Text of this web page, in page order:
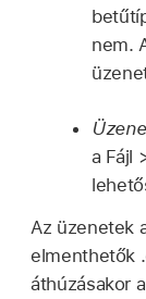
nem.
a Fájl
Az üzenetek
elmenthetők
áthúzásakor